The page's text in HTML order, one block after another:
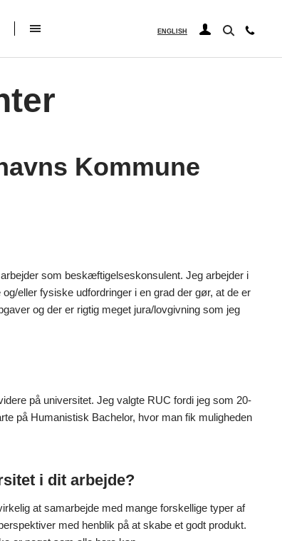
ENGLISH
Kommune
som beskæftigelseskonsulent. Jeg arbejder i
eller fysiske udfordringer i en grad der gør, at de er
og der er rigtig meget jura/lovgivning som jeg
på universitet. Jeg valgte RUC fordi jeg som 20-
på Humanistisk Bachelor, hvor man fik muligheden
i dit arbejde?
at samarbejde med mange forskellige typer af
med henblik på at skabe et godt produkt.